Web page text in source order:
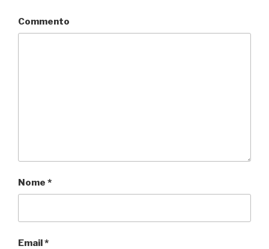
Commento
Nome *
Email*